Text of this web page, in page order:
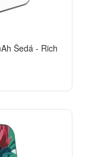
Šedá - Rich